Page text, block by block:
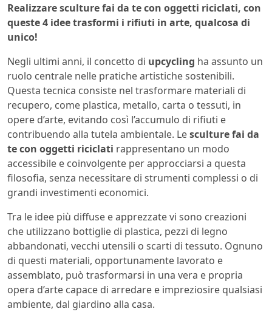
Realizzare sculture fai da te con oggetti riciclati, con
queste 4 idee trasformi i rifiuti in arte, qualcosa di
unico!
Negli ultimi anni, il concetto di upcycling ha assunto un
ruolo centrale nelle pratiche artistiche sostenibili.
Questa tecnica consiste nel trasformare materiali di
recupero, come plastica, metallo, carta o tessuti, in
opere d’arte, evitando così l’accumulo di rifiuti e
contribuendo alla tutela ambientale. Lesculture fai da
te con oggetti riciclati rappresentano un modo
accessibile e coinvolgente per approcciarsi a questa
filosofia, senza necessitare di strumenti complessi o di
grandi investimenti economici.
Tra le idee più diffuse e apprezzate vi sono creazioni
che utilizzano bottiglie di plastica, pezzi di legno
abbandonati, vecchi utensili o scarti di tessuto. Ognuno
di questi materiali, opportunamente lavorato e
assemblato, può trasformarsi in una vera e propria
opera d’arte capace di arredare e impreziosire qualsiasi
ambiente, dal giardino alla casa.